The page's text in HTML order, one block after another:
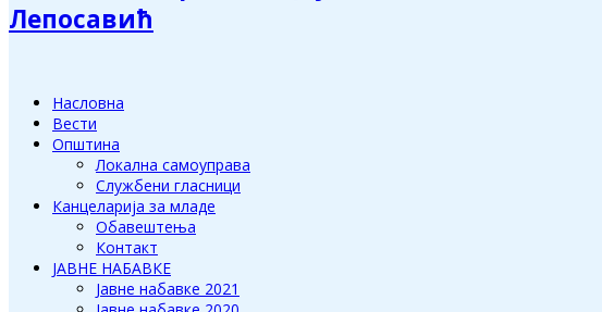
Лепосавић
Насловна
Вести
Општина
Локална самоуправа
Службени гласници
Канцеларија за младе
Обавештења
Контакт
ЈАВНЕ НАБАВКЕ
Јавне набавке 2021